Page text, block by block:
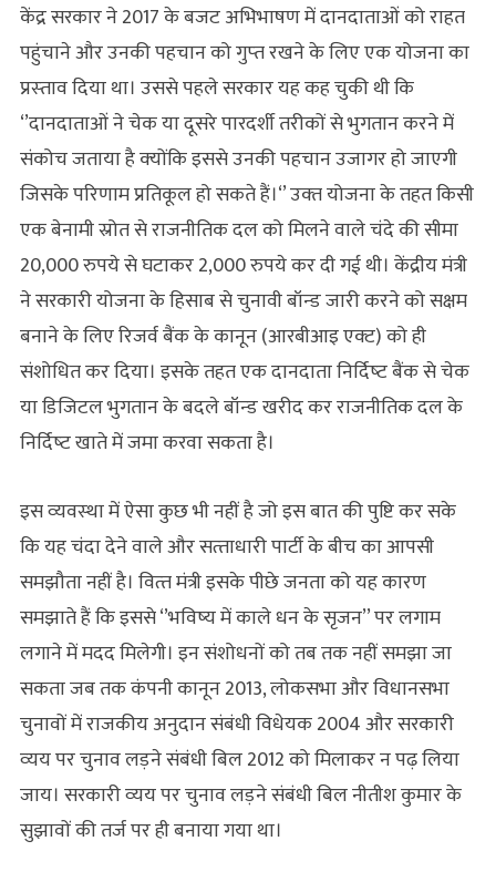
केंद्र सरकार ने 2017 के बजट अभिभाषण में दानदाताओं को राहत
पहुंचाने और उनकी पहचान को गुप्‍त रखने के लिए एक योजना का
प्रस्‍ताव दिया था। उससे पहले सरकार यह कह चुकी थी कि
‘’दानदाताओं ने चेक या दूसरे पारदर्शी तरीकों से भुगतान करने में
संकोच जताया है क्‍योंकि इससे उनकी पहचान उजागर हो जाएगी
जिसके परिणाम प्रतिकूल हो सकते हैं।‘’ उक्‍त योजना के तहत किसी
एक बेनामी स्रोत से राजनीतिक दल को मिलने वाले चंदे की सीमा
20,000 रुपये से घटाकर 2,000 रुपये कर दी गई थी। केंद्रीय मंत्री
ने सरकारी योजना के हिसाब से चुनावी बॉन्‍ड जारी करने को सक्षम
बनाने के लिए रिजर्व बैंक के कानून (आरबीआइ एक्‍ट) को ही
संशोधित कर दिया। इसके तहत एक दानदाता निर्दिष्‍ट बैंक से चेक
या डिजिटल भुगतान के बदले बॉन्‍ड खरीद कर राजनीतिक दल के
निर्दिष्‍ट खाते में जमा करवा सकता है।
इस व्‍यवस्‍था में ऐसा कुछ भी नहीं है जो इस बात की पुष्टि कर सके
कि यह चंदा देने वाले और सत्‍ताधारी पार्टी के बीच का आपसी
समझौता नहीं है। वित्‍त मंत्री इसके पीछे जनता को यह कारण
समझाते हैं कि इससे ‘’भविष्‍य में काले धन के सृजन’’ पर लगाम
लगाने में मदद मिलेगी। इन संशोधनों को तब तक नहीं समझा जा
सकता जब तक कंपनी कानून 2013, लोकसभा और विधानसभा
चुनावों में राजकीय अनुदान संबंधी विधेयक 2004 और सरकारी
व्‍यय पर चुनाव लड़ने संबंधी बिल 2012 को मिलाकर न पढ़ लिया
जाय। सरकारी व्‍यय पर चुनाव लड़ने संबंधी बिल नीतीश कुमार के
सुझावों की तर्ज पर ही बनाया गया था।